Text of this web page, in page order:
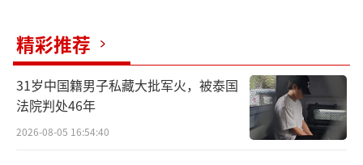
精彩推荐
31岁中国籍男子私藏大批军火，被泰国
法院判处46年
2026-08-05 16:54:40